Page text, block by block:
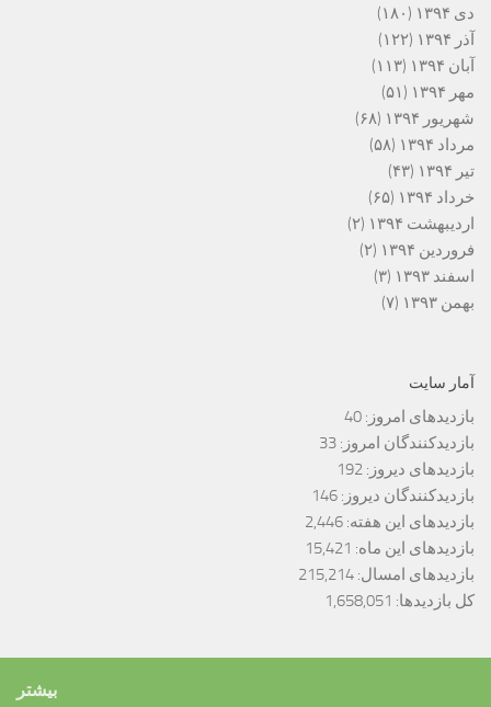
دی ۱۳۹۴
(۱۸۰)
آذر ۱۳۹۴
(۱۲۲)
آبان ۱۳۹۴
(۱۱۳)
مهر ۱۳۹۴
(۵۱)
شهریور ۱۳۹۴
(۶۸)
مرداد ۱۳۹۴
(۵۸)
تیر ۱۳۹۴
(۴۳)
خرداد ۱۳۹۴
(۶۵)
اردیبهشت ۱۳۹۴
(۲)
فروردین ۱۳۹۴
(۲)
اسفند ۱۳۹۳
(۳)
بهمن ۱۳۹۳
(۷)
آمار سایت
بازدیدهای امروز: 40
بازدیدکنندگان امروز: 33
بازدیدهای دیروز: 192
بازدیدکنندگان دیروز: 146
بازدیدهای این هفته: 2,446
بازدیدهای این ماه: 15,421
بازدیدهای امسال: 215,214
کل بازدیدها: 1,658,051
بیشتر